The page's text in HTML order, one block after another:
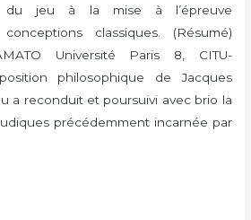
du jeu à la mise à l’épreuve
classiques. (Résumé)
Université Paris 8, CITU-
philosophique de Jacques
a reconduit et poursuivi avec brio la
précédemment incarnée par